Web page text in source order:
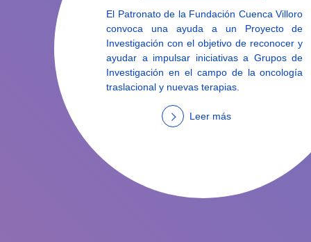
El Patronato de la Fundación Cuenca Villoro
convoca una ayuda a un Proyecto de
Investigación con el objetivo de reconocer y
ayudar a impulsar iniciativas a Grupos de
Investigación en el campo de la oncología
traslacional y nuevas terapias.
Leer más